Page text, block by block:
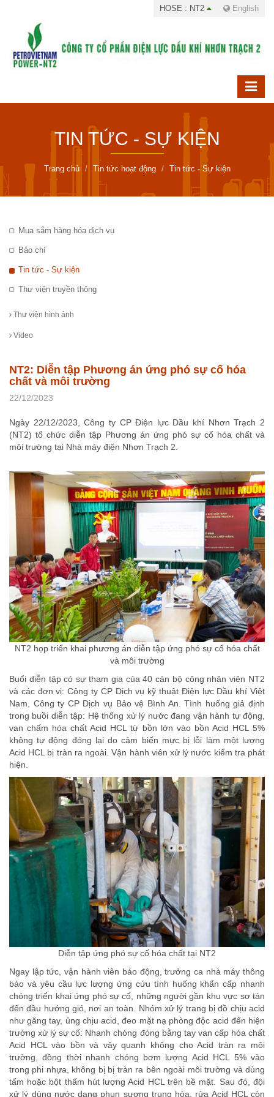
HOSE : NT2 English
TIN TỨC - SỰ KIỆN
Trang chủ Tin tức hoạt động Tin tức - Sự kiện
Mua sắm hàng hóa dịch vụ
Báo chí
Tin tức - Sự kiện
Thư viện truyền thông
Thư viện hình ảnh
Video
NT2: Diễn tập Phương án ứng phó sự cố hóa
chất và môi trường
22/12/2023
Ngày 22/12/2023, Công ty CP Điện lực Dầu khí Nhơn Trạch 2
(NT2) tổ chức diễn tập Phương án ứng phó sự cố hóa chất và
môi trường tại Nhà máy điện Nhơn Trạch 2.
NT2 họp triển khai phương án diễn tập ứng phó sự cố hóa chất
và môi trường
Buổi diễn tập có sự tham gia của 40 cán bộ công nhân viên NT2
và các đơn vị: Công ty CP Dịch vụ kỹ thuật Điện lực Dầu khí Việt
Nam, Công ty CP Dịch vụ Bảo vệ Bình An. Tình huống giả định
trong buồi diễn tập: Hệ thống xử lý nước đang vận hành tự động,
van chấm hóa chất Acid HCL từ bồn lớn vào bồn Acid HCL 5%
không tự động đóng lại do cảm biến mực bị lỗi làm một lượng
Acid HCL bị tràn ra ngoài. Vận hành viên xử lý nước kiểm tra phát
hiện.
Diễn tập ứng phó sự cố hóa chất tại NT2
Ngay lập tức, vận hành viên báo động, trưởng ca nhà máy thông
báo và yêu cầu lực lượng ứng cứu tình huống khẩn cấp nhanh
chóng triển khai ứng phó sự cố, những người gần khu vực sơ tán
đến đầu hướng gió, nơi an toàn. Nhóm xử lý trang bị đồ chịu acid
như găng tay, ủng chịu acid, đeo mặt nạ phòng độc acid đến hiện
trường xử lý sự cố: Nhanh chóng đóng bằng tay van cấp hóa chất
Acid HCL vào bồn và vây quanh không cho Acid tràn ra môi
trường, đồng thời nhanh chóng bơm lượng Acid HCL 5% vào
trong phi nhựa, không bị bị tràn ra bên ngoài môi trường và dùng
tấm hoặc bột thấm hút lượng Acid HCL trên bề mặt. Sau đó, đội
xử lý dùng nước dạng phun sương trung hòa, rửa Acid HCL còn